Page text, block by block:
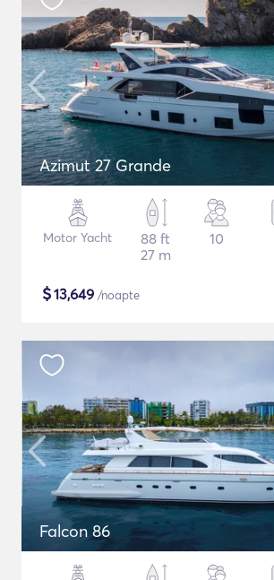
Azimut 27 Grande
Motor Yacht
88 ft
27 m
10
$13,649 /noapte
Falcon 86